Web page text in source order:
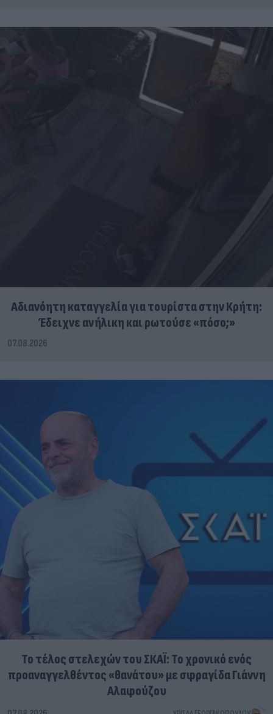
Αδιανόητη καταγγελία για τουρίστα στην Κρήτη:
Έδειχνε ανήλικη και ρωτούσε «πόσο;»
07.08.2026
Το τέλος στελεχών του ΣΚΑΪ: Το χρονικό ενός
προαναγγελθέντος «θανάτου» με σφραγίδα Γιάννη
Αλαφούζου